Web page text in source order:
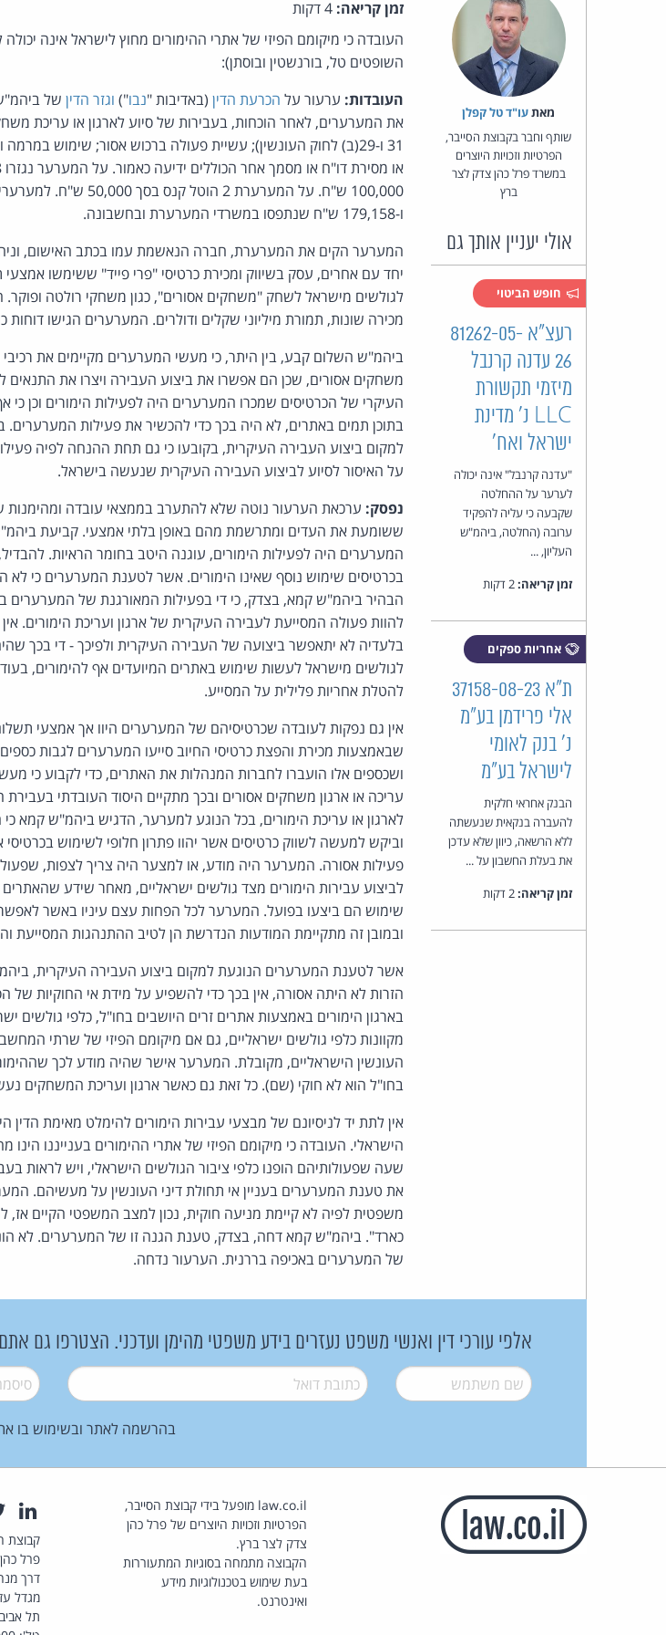
מאת‏עו"ד טל קפלן
שותף וחבר בקבוצת הסייבר,
הפרטיות וזכויות היוצרים
במשרד פרל כהן צדק לצר
ברץ
אולי יעניין אותך גם
חופש הביטוי
רעצ"א 81262-05-
26 עדנה קרנבל
מיזמי תקשורת
LLC נ' מדינת
ישראל ואח'
"עדנה קרנבל" אינה יכולה
לערער על ההחלטה
שקבעה כי עליה להפקיד
ערובה (החלטה, ביהמ"ש
העליון, ...
זמן קריאה:
אחריות ספקים
ת"א 37158-08-23
אלי פרידמן בע"מ
נ' בנק לאומי
לישראל בע"מ
הבנק אחראי חלקית
להעברה בנקאית שנעשתה
ללא הרשאה, כיוון שלא עדכן
את בעלת החשבון על ...
זמן קריאה:
זמן קריאה:
העובדה כי מיקומם הפיזי של אתרי ההימורים מחוץ לישראל אינה
השופטים טל, בורנשטין ובוסתן):
העובדות: ערעור על הכרעת הדין(באדיבות "נבו") וגזר הדין
31 ו-29(ב) לחוק העונשין); עשיית פעולה ברכוש אסור; שימוש
ו-179,158 ש"ח שנתפסו במשרדי המערערת ובחשבונה.
המערער הקים את המערערת, חברה הנאשמת עמו בכתב האישום,
יחד עם אחרים, עסק בשיווק ומכירת כרטיסי "פרי פייד" ששימשו
לגולשים מישראל לשחק "משחקים אסורים", כגון משחקי רולטה ופוקר.
מכירה שונות, תמורת מיליוני שקלים ודולרים. המערערים הגישו
ביהמ"ש השלום קבע, בין היתר, כי מעשי המערערים מקיימים את
משחקים אסורים, שכן הם אפשרו את ביצוע העבירה ויצרו את התנאים
העיקרי של הכרטיסים שמכרו המערערים היה לפעילות הימורים וכן
בתוכן תמים באתרים, לא היה בכך כדי להכשיר את פעילות
למקום ביצוע העבירה העיקרית, בקובעו כי גם תחת ההנחה לפיה
על האיסור לסיוע לביצוע העבירה העיקרית שנעשה בישראל.
נפסק: ערכאת הערעור נוטה שלא להתערב בממצאי עובדה ומהימנות
ששומעת את העדים ומתרשמת מהם באופן בלתי אמצעי. קביעת
המערערים היה לפעילות הימורים, עוגנה היטב בחומר הראיות.
בכרטיסים שימוש נוסף שאינו הימורים. אשר לטענת המערערים כי לא
הבהיר ביהמ"ש קמא, בצדק, כי די בפעילות המאורגנת של המערערים
להוות פעולה המסייעת לעבירה העיקרית של ארגון ועריכת הימורים.
בלעדיה לא יתאפשר ביצועה של העבירה העיקרית ולפיכך - די בכך
לגולשים מישראל לעשות שימוש באתרים המיועדים אף להימורים,
להטלת אחריות פלילית על המסייע.
אין גם נפקות לעובדה שכרטיסיהם של המערערים היוו אך אמצעי
שבאמצעות מכירת והפצת כרטיסי החיוב סייעו המערערים לגבות
ושכספים אלו הועברו לחברות המנהלות את האתרים, כדי לקבוע כי
עריכה או ארגון משחקים אסורים ובכך מתקיים היסוד העובדתי
לארגון או עריכת הימורים, בכל הנוגע למערער, הדגיש ביהמ"ש קמא
וביקש למעשה לשווק כרטיסים אשר יהוו פתרון חלופי לשימוש בכרטיסי
פעילות אסורה. המערער היה מודע, או למצער היה צריך לצפות,
לביצוע עבירות הימורים מצד גולשים ישראליים, מאחר שידע
שימוש הם ביצעו בפועל. המערער לכל הפחות עצם עיניו באשר לאפשרות
ובמובן זה מתקיימת המודעות הנדרשת הן לטיב ההתנהגות המסייעת
אשר לטענת המערערים הנוגעת למקום ביצוע העבירה העיקרית,
הזרות לא היתה אסורה, אין בכך כדי להשפיע על מידת אי החוקיות
בארגון הימורים באמצעות אתרים זרים היושבים בחו"ל, כלפי גולשים
מקוונות כלפי גולשים ישראליים, גם אם מיקומם הפיזי של שרתי
העונשין הישראליים, מקובלת. המערער אישר שהיה מודע לכך שההימור
בחו"ל הוא לא חוקי (שם). כל זאת גם כאשר ארגון ועריכת המשחקים
אין לתת יד לניסיונם של מבצעי עבירות הימורים להימלט מאימת
הישראלי. העובדה כי מיקומם הפיזי של אתרי ההימורים בענייננו
שעה שפעולותיהם הופנו כלפי ציבור הגולשים הישראלי, ויש לראות
את טענת המערערים בעניין אי תחולת דיני העונשין על מעשיהם.
משפטית לפיה לא קיימת מניעה חוקית, נכון למצב המשפטי הקיים
כארד". ביהמ"ש קמא דחה, בצדק, טענת הגנה זו של המערערים. לא
של המערערים באכיפה בררנית. הערעור נדחה.
אלפי עורכי דין ואנשי משפט נעזרים בידע משפטי מהימן ועדכני. הצטרפו גם
שם משתמש* דואל* סיסמה*
בהרשמה לאתר ובשימוש בו
law.co.il מופעל בידי קבוצת הסייבר,
הפרטיות וזכויות היוצרים של פרל כהן
צדק לצר ברץ.
הקבוצה מתמחה בסוגיות המתעוררות
בעת שימוש בטכנולוגיות מידע
ואינטרנט.
קבוצת
פרל
דרך מנחם
מגדל
תל אביב 6701203